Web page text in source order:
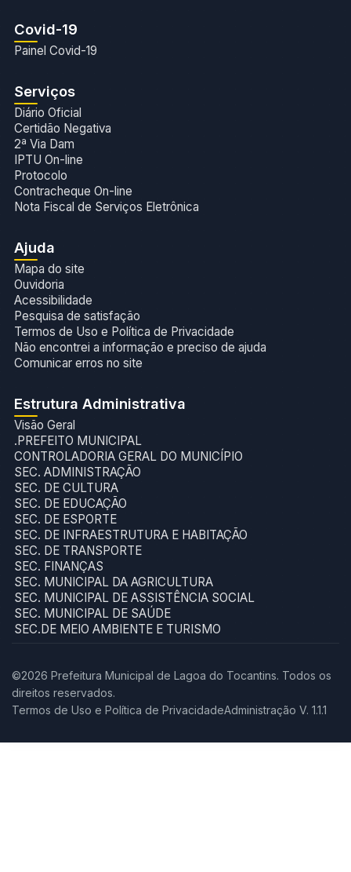
Covid-19
Painel Covid-19
Serviços
Diário Oficial
Certidão Negativa
2ª Via Dam
IPTU On-line
Protocolo
Contracheque On-line
Nota Fiscal de Serviços Eletrônica
Ajuda
Mapa do site
Ouvidoria
Acessibilidade
Pesquisa de satisfação
Termos de Uso e Política de Privacidade
Não encontrei a informação e preciso de ajuda
Comunicar erros no site
Estrutura Administrativa
Visão Geral
.PREFEITO MUNICIPAL
CONTROLADORIA GERAL DO MUNICÍPIO
SEC. ADMINISTRAÇÃO
SEC. DE CULTURA
SEC. DE EDUCAÇÃO
SEC. DE ESPORTE
SEC. DE INFRAESTRUTURA E HABITAÇÃO
SEC. DE TRANSPORTE
SEC. FINANÇAS
SEC. MUNICIPAL DA AGRICULTURA
SEC. MUNICIPAL DE ASSISTÊNCIA SOCIAL
SEC. MUNICIPAL DE SAÚDE
SEC.DE MEIO AMBIENTE E TURISMO
©2026 Prefeitura Municipal de Lagoa do Tocantins. Todos os
direitos reservados.
Termos de Uso e Política de PrivacidadeAdministração V. 1.1.1